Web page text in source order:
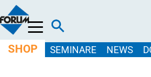
Menü
SHOP SEMINARE NEWS